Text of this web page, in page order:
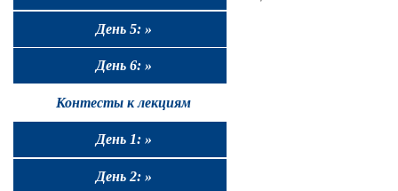
День 5: »
День 6: »
Контесты к лекциям
День 1: »
День 2: »